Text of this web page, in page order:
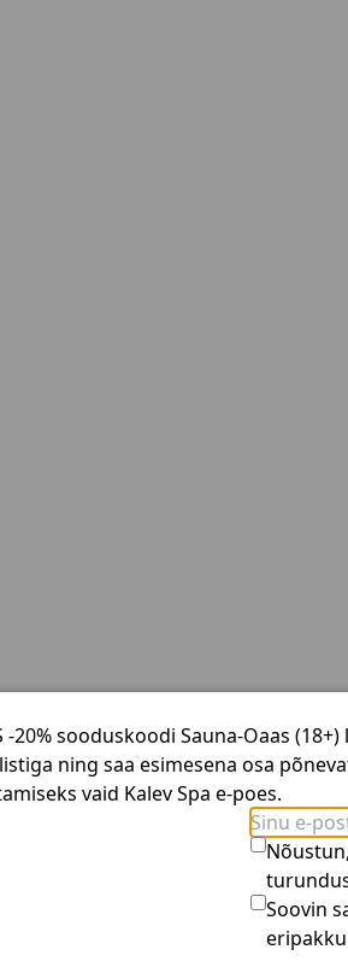
Mondes Tropical Nuts
ning Tai massaaži õrnalt
massaaži, mille nahka siluvad
aadressil
wellness@kalevspa.ee.
-20% sooduskoodi Sauna-Oaas
ning saa esimesena osa
vaid Kalev Spa e-poes.
Soovin